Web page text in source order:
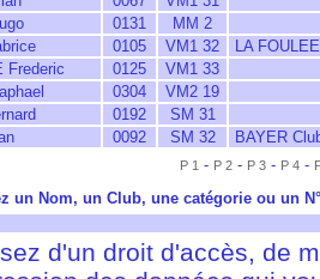
0131
MM 2
0105 VM1 32
LA
Frederic 0125
VM1 33
0304
VM2 19
0192
SM 31
0092 SM 32 BAYER
P 1 - P 2 - P 3 - P 4 -
un Nom, un Club, une catégorie ou un
d'un droit d'accès, de